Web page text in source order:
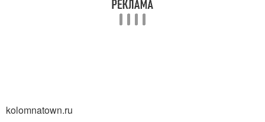
kolomnatown.ru